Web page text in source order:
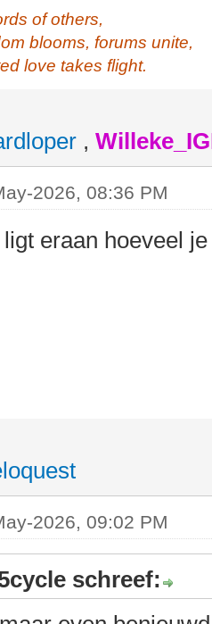
of others,
blooms, forums unite,
love takes flight.
,
2026, 08:36 PM
ligt eraan hoeveel
2026, 09:02 PM
schreef: